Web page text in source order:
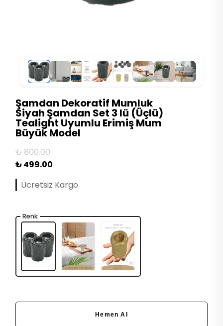
Şamdan Dekoratif Mumluk
Siyah Şamdan Set 3 lü (Üçlü)
Tealight Uyumlu Erimiş Mum
Büyük Model
₺ 800.00
₺ 499.00
Ücretsiz Kargo
Renk
Hemen Al